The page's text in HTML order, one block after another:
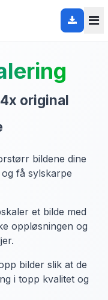
original
bildene dine
få sylskarpe
et bilde med
oppløsningen og
bilder slik at de
i topp kvalitet og